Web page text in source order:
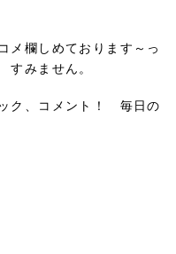
メ欄しめております～っ
すみません。
ク、コメント！ 毎日の